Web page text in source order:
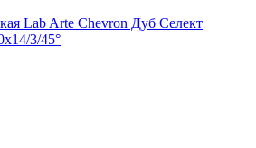
Lab Arte Chevron Дуб Селект
3/45°